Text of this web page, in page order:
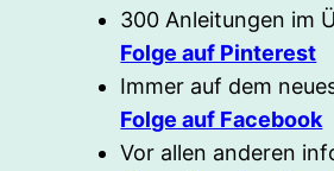
300 Anleitungen im
Folge auf Pinterest
Immer auf dem
Folge auf Facebook
Vor allen anderen